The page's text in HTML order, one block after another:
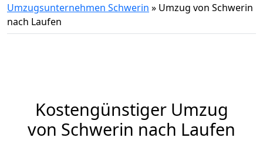
Umzugsunternehmen Schwerin » Umzug von Schwerin
nach Laufen
Kostengünstiger Umzug
von Schwerin nach Laufen